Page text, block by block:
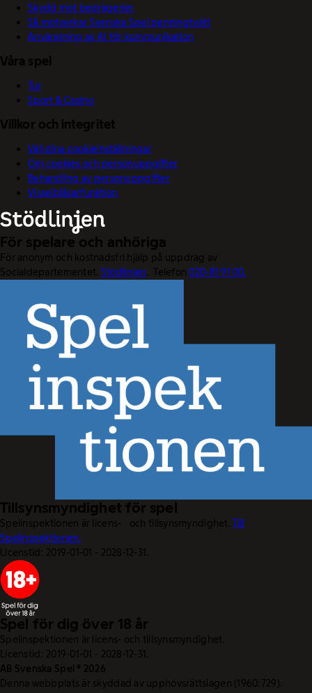
Skydd mot bedrägerier
Så motverkar Svenska Spel penningtvätt
Användning av AI för kommunikation
Våra spel
Tur
Sport & Casino
Villkor och integritet
Välj dina cookieinställningar
Om cookies och personuppgifter
Behandling av personuppgifter
Visselblåsarfunktion
För spelare och anhöriga
För anonym och kostnadsfri hjälp på uppdrag av
Socialdepartementet. Stödlinjen. Telefon020-81 91 00.
Tillsynsmyndighet för spel
Spelinspektionen är licens- och tillsynsmyndighet.Till
Spelinspektionen.
Licenstid: 2019-01-01 - 2028-12-31.
Spel för dig över 18 år
Spelinspektionen är licens- och tillsynsmyndighet.
Licenstid: 2019-01-01 - 2028-12-31.
AB Svenska Spel © 2026
Denna webbplats är skyddad av upphovsrättslagen (1960:729).